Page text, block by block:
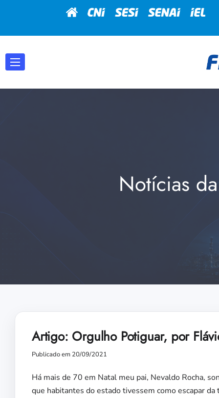
Notícias
Artigo: Orgulho Potiguar, por
Publicado em 20/09/2021
Há mais de 70 em Natal meu pai, Nevaldo Rocha,
que habitantes do estado tivessem como escapar